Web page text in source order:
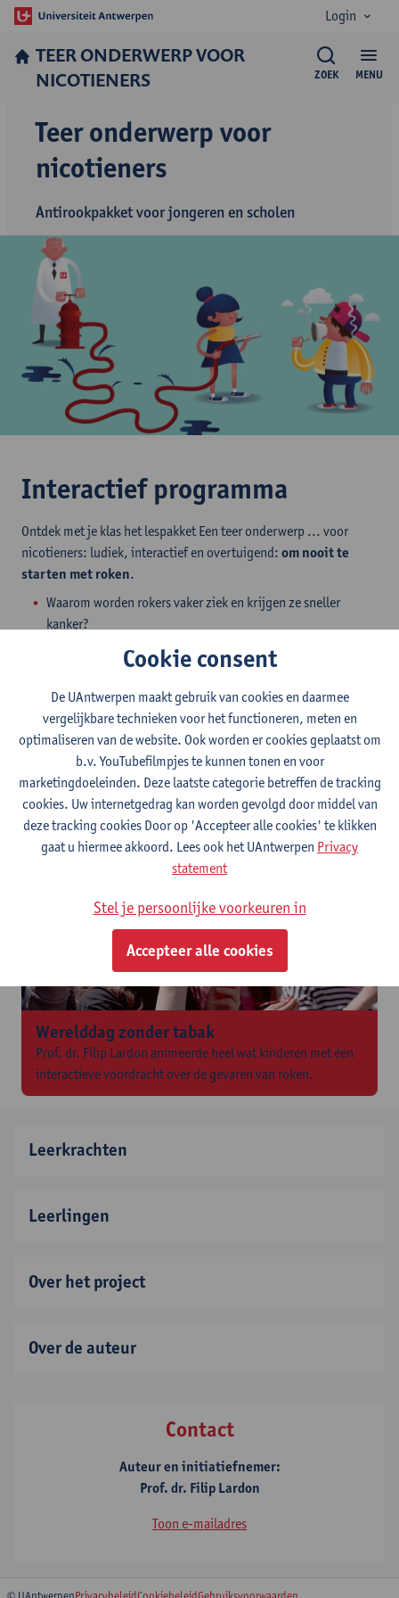
Login
TEER ONDERWERP VOOR
NICOTIENERS
MENU
ZOEK
Teer onderwerp voor
nicotieners
Antirookpakket voor jongeren en scholen
Interactief programma
Ontdek met je klas het lespakket Een teer onderwerp ... voor
nicotieners: ludiek, interactief en overtuigend: om nooit te
starten met roken.
Waarom worden rokers vaker ziek en krijgen ze sneller
kanker?
Welke schadelijke stoffen zitten er in een sigaret?
Wist je dat nicotine tot de drie meest verslavende drugs ter
wereld behoort?
Wat is een joint of een e-sigaret en is dat even schadelijk?​
...
Test je kennis: doe de quiz
Werelddag zonder tabak
Prof. dr. Filip Lardon animeerde heel wat kinderen met een
interactieve voordracht over de gevaren van roken.
Leerkrachten
Leerlingen
Over het project
Over de auteur
Contact
Auteur en initiatiefnemer:
Prof. dr. Filip Lardon
Toon e-mailadres
© UAntwerpenPrivacybeleidCookiebeleidGebruiksvoorwaarden
Cookie consent
De UAntwerpen maakt gebruik van cookies en daarmee
vergelijkbare technieken voor het functioneren, meten en
optimaliseren van de website. Ook worden er cookies geplaatst om
b.v. YouTubefilmpjes te kunnen tonen en voor
marketingdoeleinden. Deze laatste categorie betreffen de tracking
cookies. Uw internetgedrag kan worden gevolgd door middel van
deze tracking cookies Door op 'Accepteer alle cookies' te klikken
gaat u hiermee akkoord. Lees ook het UAntwerpen Privacy
statement
Stel je persoonlijke voorkeuren in
Accepteer alle cookies